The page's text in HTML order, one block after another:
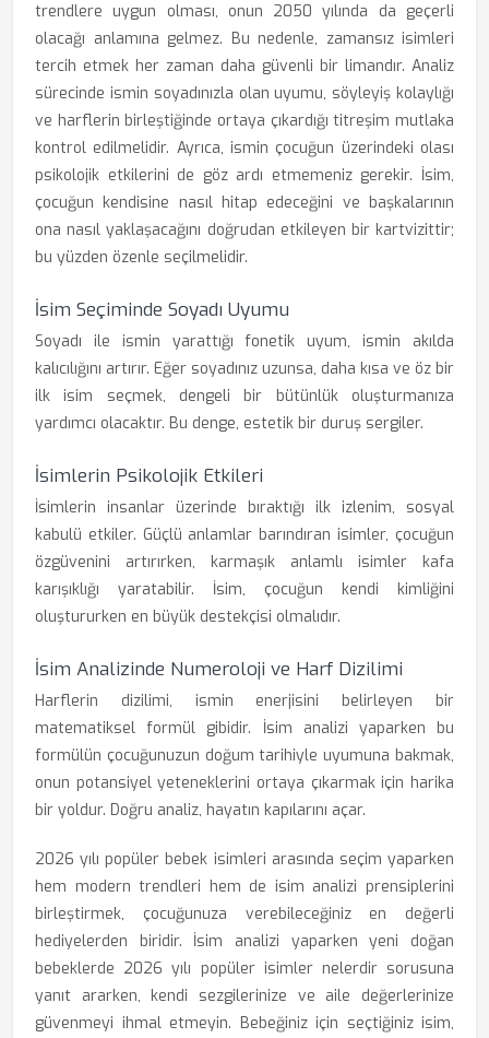
trendlere uygun olması, onun 2050 yılında da geçerli
olacağı anlamına gelmez. Bu nedenle, zamansız isimleri
tercih etmek her zaman daha güvenli bir limandır. Analiz
sürecinde ismin soyadınızla olan uyumu, söyleyiş kolaylığı
ve harflerin birleştiğinde ortaya çıkardığı titreşim mutlaka
kontrol edilmelidir. Ayrıca, ismin çocuğun üzerindeki olası
psikolojik etkilerini de göz ardı etmemeniz gerekir. İsim,
çocuğun kendisine nasıl hitap edeceğini ve başkalarının
ona nasıl yaklaşacağını doğrudan etkileyen bir kartvizittir;
bu yüzden özenle seçilmelidir.
İsim Seçiminde Soyadı Uyumu
Soyadı ile ismin yarattığı fonetik uyum, ismin akılda
kalıcılığını artırır. Eğer soyadınız uzunsa, daha kısa ve öz bir
ilk isim seçmek, dengeli bir bütünlük oluşturmanıza
yardımcı olacaktır. Bu denge, estetik bir duruş sergiler.
İsimlerin Psikolojik Etkileri
İsimlerin insanlar üzerinde bıraktığı ilk izlenim, sosyal
kabulü etkiler. Güçlü anlamlar barındıran isimler, çocuğun
özgüvenini artırırken, karmaşık anlamlı isimler kafa
karışıklığı yaratabilir. İsim, çocuğun kendi kimliğini
oluştururken en büyük destekçisi olmalıdır.
İsim Analizinde Numeroloji ve Harf Dizilimi
Harflerin dizilimi, ismin enerjisini belirleyen bir
matematiksel formül gibidir. İsim analizi yaparken bu
formülün çocuğunuzun doğum tarihiyle uyumuna bakmak,
onun potansiyel yeteneklerini ortaya çıkarmak için harika
bir yoldur. Doğru analiz, hayatın kapılarını açar.
2026 yılı popüler bebek isimleri arasında seçim yaparken
hem modern trendleri hem de isim analizi prensiplerini
birleştirmek, çocuğunuza verebileceğiniz en değerli
hediyelerden biridir. İsim analizi yaparken yeni doğan
bebeklerde 2026 yılı popüler isimler nelerdir sorusuna
yanıt ararken, kendi sezgilerinize ve aile değerlerinize
güvenmeyi ihmal etmeyin. Bebeğiniz için seçtiğiniz isim,